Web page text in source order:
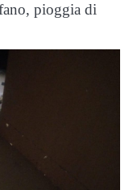
pioggia di